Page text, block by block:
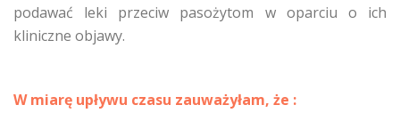
podawać leki przeciw pasożytom w oparciu o ich
kliniczne objawy.
W miarę upływu czasu zauważyłam, że :